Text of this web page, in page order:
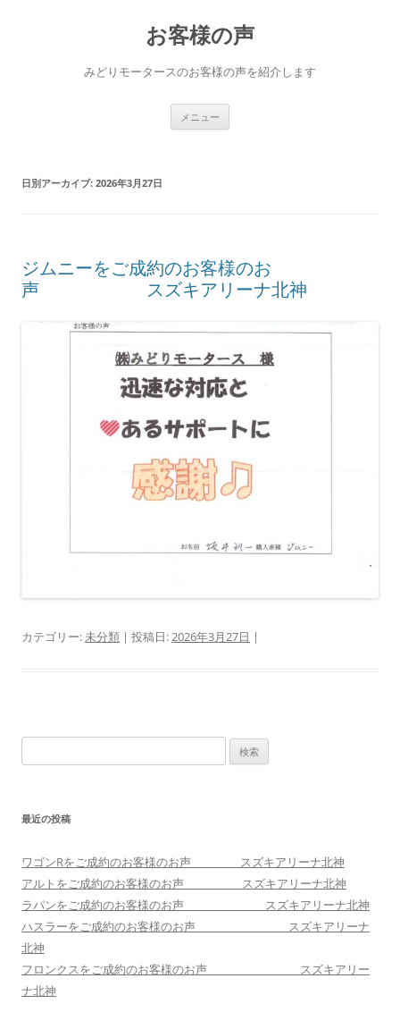
お客様の声
みどりモータースのお客様の声を紹介します
メニュー
日別アーカイブ: 2026年3月27日
ジムニーをご成約のお客様のお
声 スズキアリーナ北神
カテゴリー:未分類 | 投稿日:2026年3月27日 |
索:
最近の投稿
ワゴンRをご成約のお客様のお声 スズキアリーナ北神
アルトをご成約のお客様のお声 スズキアリーナ北神
ラパンをご成約のお客様のお声 スズキアリーナ北神
ハスラーをご成約のお客様のお声 スズキアリーナ
北神
フロンクスをご成約のお客様のお声 スズキアリー
ナ北神